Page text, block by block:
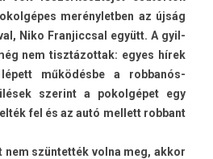
merényletb­en az újság
Niko Fran­jiccs­al együtt. A gyil­
nem tisztázot­tak: egyes hírek
működésbe a rob­banós­
szerint a pokol­gépet egy
fel és az autó mel­lett rob­bant
nem szüntették volna meg, akkor